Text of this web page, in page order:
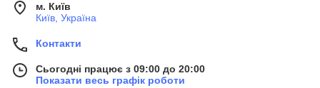
м. Київ
Київ, Україна
Контакти
Сьогодні працює з 09:00 до 20:00
Показати весь графік роботи